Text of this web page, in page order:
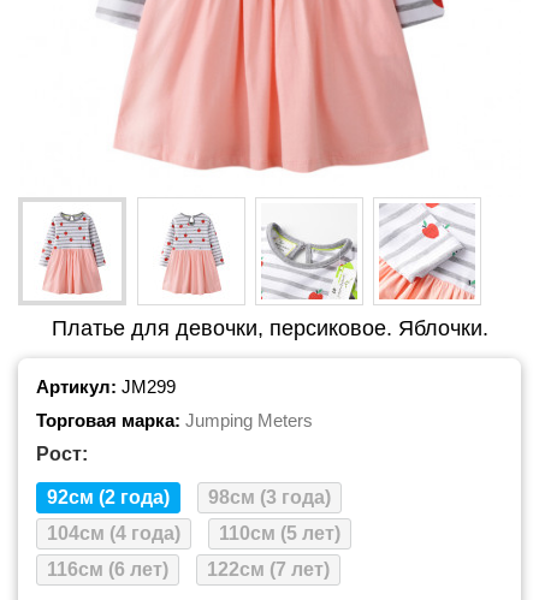
Платье для девочки, персиковое. Яблочки.
Артикул: JM299
Торговая марка: Jumping Meters
Рост:
92см (2 года)
98см (3 года)
104см (4 года)
110см (5 лет)
116см (6 лет)
122см (7 лет)